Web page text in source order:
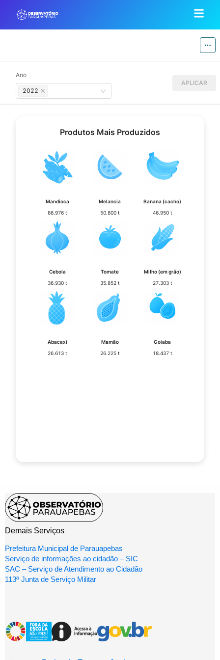
Demais Serviços
Prefeitura Municipal de Parauapebas
Serviço de informações ao cidadão – SIC
SAC – Serviço de Atendimento ao Cidadão
113ª Junta de Serviço Militar